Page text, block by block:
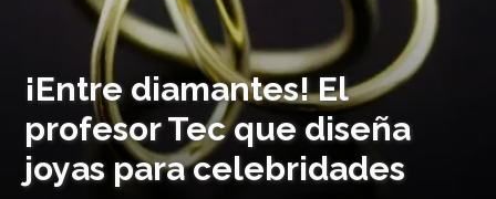
¡Entre diamantes! El
profesor Tec que diseña
joyas para celebridades